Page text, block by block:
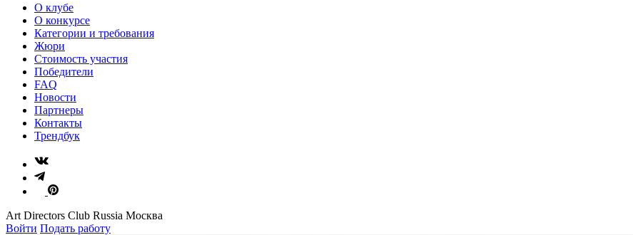
О клубе
О конкурсе
Категории и требования
Жюри
Стоимость участия
Победители
FAQ
Новости
Партнеры
Контакты
Трендбук
Art Directors Club Russia Москва
Войти Подать работу